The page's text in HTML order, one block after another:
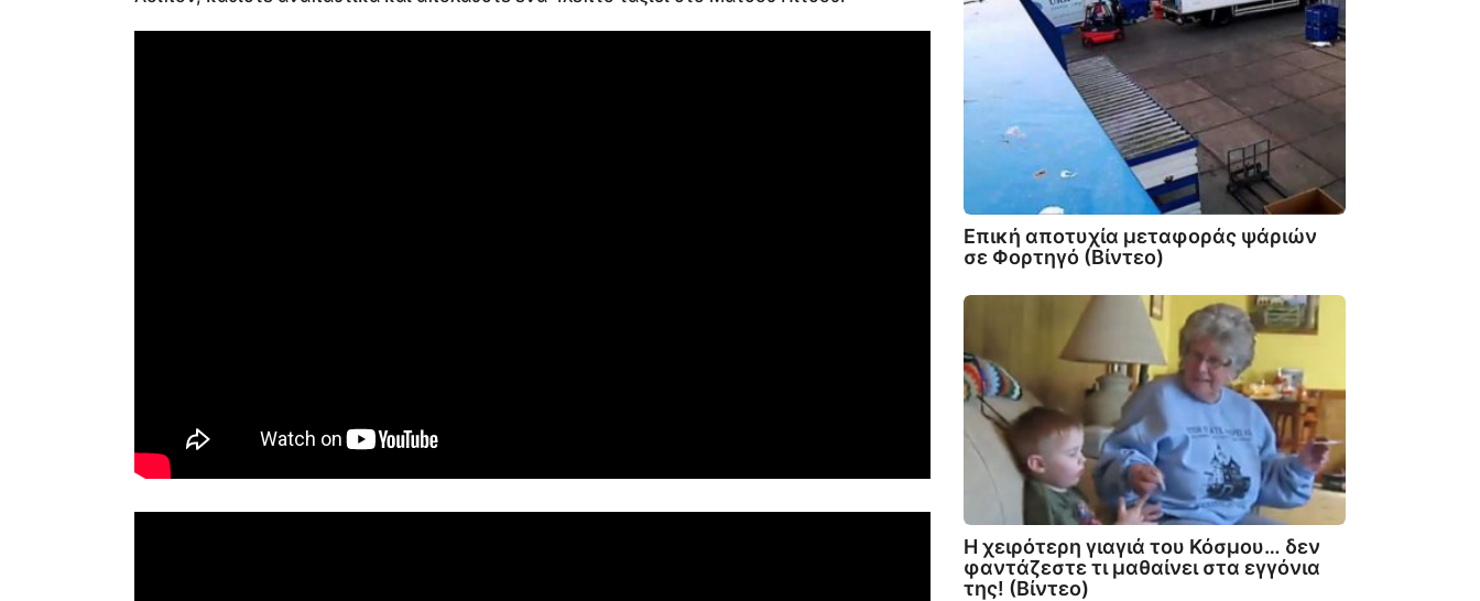
Επική αποτυχία μεταφοράς ψάριών
σε Φορτηγό (Βίντεο)
Η χειρότερη γιαγιά του Κόσμου… δεν
φαντάζεστε τι μαθαίνει στα εγγόνια
της! (Βίντεο)